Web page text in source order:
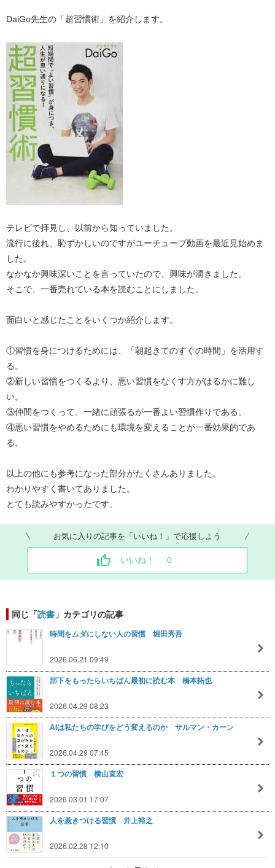
DaiGo先生の「超習慣術」を紹介します。
テレビで拝見し、以前から知っていました。
流行に後れ、恥ずかしいのですがユーチューブ動画を最近見始めま
した。
なかなか興味深いことを言っていたので、興味が湧きました。
そこで、一番売れている本を読むことにしました。
面白いと感じたことをいくつか紹介します。
①習慣を身につけるためには、「朝起きてのすぐの時間」を活用す
る。
②新しい習慣をつくるより、悪い習慣をなくす方がはるかに難し
い。
③仲間をつくって、一緒に頑張るが一番よい習慣作りである。
④悪い習慣をやめるためにも環境を変えることが一番効果的であ
る。
以上の他にも参考になった部分がたくさんありました。
わかりやすく書いてありました。
とても読みやすかったです。
お気に入りの記事を「いいね！」で応援しよう
いいね！ 0
同じ「読書 」カテゴリの記事
時間をムダにしない人の習慣 堀田秀吾
2026.06.21 09:49
部下をもったらいちばん最初に読む本 橋本拓也
2026.04.29 08:23
AIは私たちの学びをどう変えるのか サルマン・カーン
2026.04.29 07:45
１つの習慣 横山直宏
2026.03.01 17:07
人を惹きつける習慣 井上裕之
2026.02.28 12:10